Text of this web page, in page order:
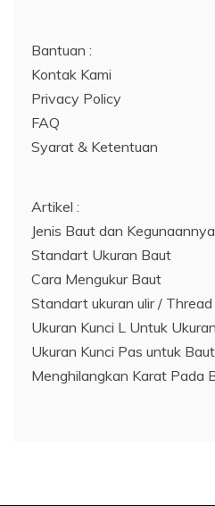
Bantuan :
Kontak Kami
Privacy Policy
FAQ
Syarat & Ketentuan
Artikel :
Jenis Baut dan Kegunaannya
Standart Ukuran Baut
Cara Mengukur Baut
Standart ukuran ulir / Thread
Ukuran Kunci L Untuk
Ukuran Kunci Pas untuk
Menghilangkan Karat Pada